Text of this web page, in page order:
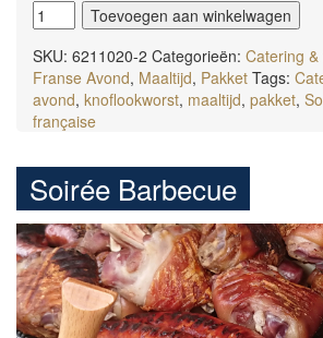
Soirée
choucroute
aantal
Toevoegen aan winkelwagen
SKU: 6211020-2 Categorieën: Catering
Franse Avond, Maaltijd, Pakket Tags:
avond, knoflookworst, maaltijd, pakket,
française
Soirée Barbecue